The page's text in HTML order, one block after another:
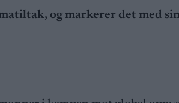
og markerer det med